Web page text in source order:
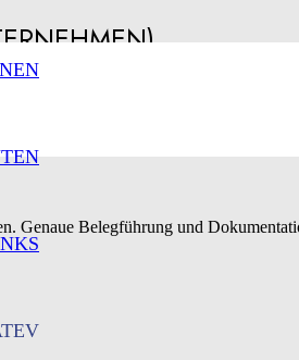
Genaue Belegführung und